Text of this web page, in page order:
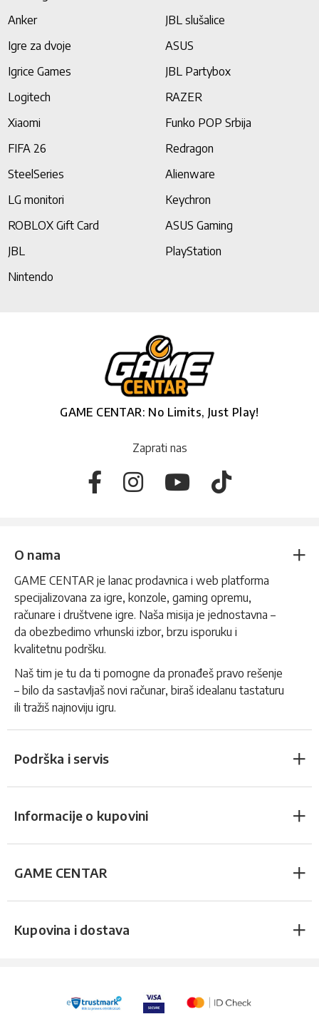
Anker
JBL slušalice
Igre za dvoje
ASUS
Igrice Games
JBL Partybox
Logitech
RAZER
Xiaomi
Funko POP Srbija
FIFA 26
Redragon
SteelSeries
Alienware
LG monitori
Keychron
ROBLOX Gift Card
ASUS Gaming
JBL
PlayStation
Nintendo
GAME CENTAR: No Limits, Just Play!
Zaprati nas
O nama
GAME CENTAR je lanac prodavnica i web platforma
specijalizovana za igre, konzole, gaming opremu,
računare i društvene igre. Naša misija je jednostavna –
da obezbedimo vrhunski izbor, brzu isporuku i
kvalitetnu podršku.
Naš tim je tu da ti pomogne da pronađeš pravo rešenje
– bilo da sastavljaš novi računar, biraš idealanu tastaturu
ili tražiš najnoviju igru.
Podrška i servis
Informacije o kupovini
GAME CENTAR
Kupovina i dostava